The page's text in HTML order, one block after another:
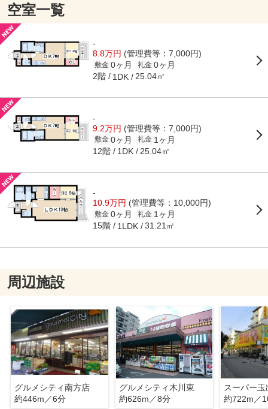
空室一覧
-
8.8万円 (管理費等：7,000円)
敷金 0ヶ月 礼金 0ヶ月
2階 1DK 25.04㎡
-
9.2万円 (管理費等：7,000円)
敷金 0ヶ月 礼金 1ヶ月
12階 1DK 25.04㎡
-
10.9万円 (管理費等：10,000円)
敷金 0ヶ月 礼金 1ヶ月
15階 1LDK 31.21㎡
周辺施設
グルメシティ南方店
約446m／6分
グルメシティ木川東
約626m／8分
スーパー玉
約722m／